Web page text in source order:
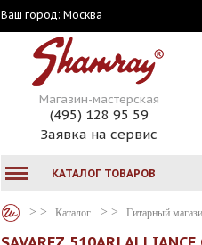
Ваш город: Москва
Магазин-мастерская
(495) 128 95 59
Заявка на сервис
КАТАЛОГ ТОВАРОВ
Каталог Гитарный